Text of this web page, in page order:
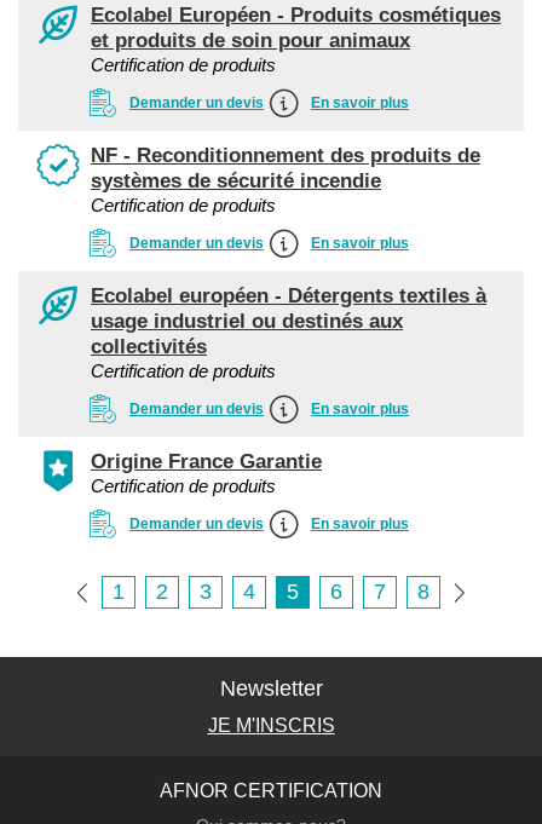
Ecolabel Européen - Produits cosmétiques
et produits de soin pour animaux
Certification de produits
Demander un devis En savoir plus
NF - Reconditionnement des produits de
systèmes de sécurité incendie
Certification de produits
Demander un devis En savoir plus
Ecolabel européen - Détergents textiles à
usage industriel ou destinés aux
collectivités
Certification de produits
Demander un devis En savoir plus
Origine France Garantie
Certification de produits
Demander un devis En savoir plus
1 2 3 4 5 6 7 8
Newsletter
JE M'INSCRIS
AFNOR CERTIFICATION